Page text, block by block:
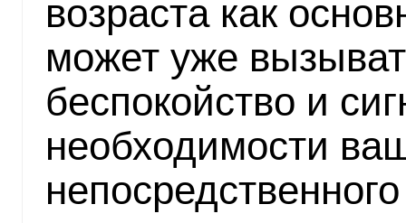
возраста как
может уже
беспокойство и
необходимости